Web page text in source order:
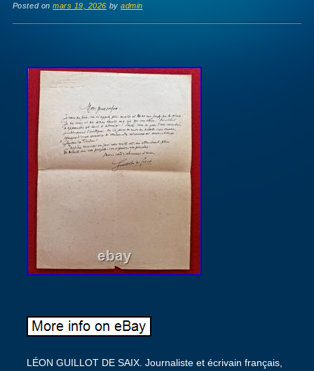
Posted onmars 19, 2026 byadmin
LÉON GUILLOT DE SAIX. Journaliste et écrivain français,